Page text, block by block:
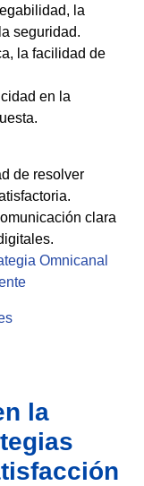
la
seguridad.
la facilidad de
en la
de resolver
clara
Omnicanal
la